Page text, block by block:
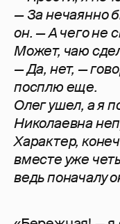
— За нечаянно
он. — А чего не
Может, чаю
— Да, нет, —
посплю еще.
Олег ушел, а я
Николаевна
Характер,
вместе уже
ведь поначалу